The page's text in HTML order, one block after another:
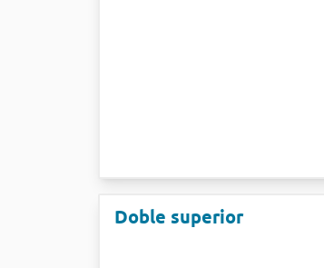
Doble superior